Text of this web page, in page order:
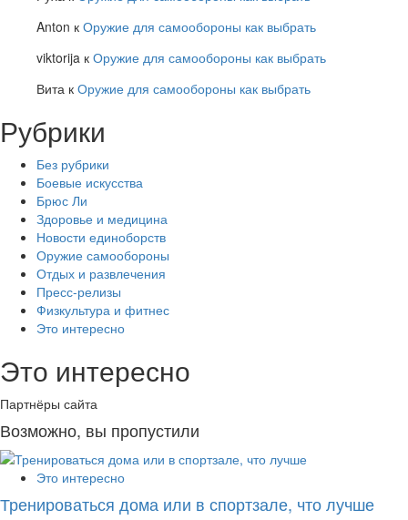
Anton к Оружие для самообороны как выбрать
viktorija к Оружие для самообороны как выбрать
Вита к Оружие для самообороны как выбрать
Рубрики
Без рубрики
Боевые искусства
Брюс Ли
Здоровье и медицина
Новости единоборств
Оружие самообороны
Отдых и развлечения
Пресс-релизы
Физкультура и фитнес
Это интересно
Это интересно
Партнёры сайта
Возможно, вы пропустили
Это интересно
Тренироваться дома или в спортзале, что лучше